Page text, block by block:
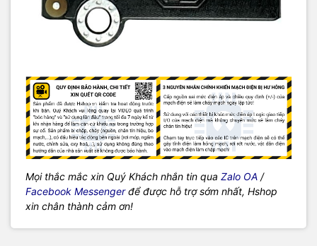
Mọi thắc mắc xin Quý Khách nhắn tin qua Zalo OA /
Facebook Messengerđể được hỗ trợ sớm nhất, Hshop
xin chân thành cảm ơn!